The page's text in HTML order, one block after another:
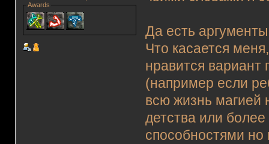
Awards
Да есть
Что касается
нравится вариант
(например если
всю жизнь магией
детства или
способностями но